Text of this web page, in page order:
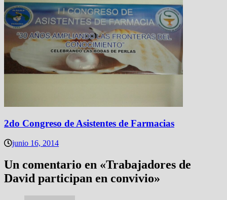
2do Congreso de Asistentes de Farmacias
junio 16, 2014
Un comentario en «Trabajadores de
David participan en convivio»